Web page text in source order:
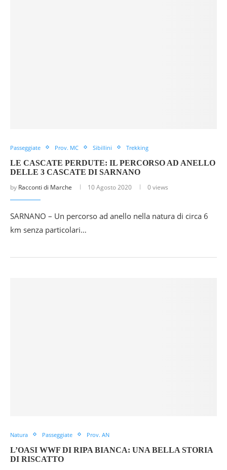
Passeggiate Prov. MC Sibillini Trekking
LE CASCATE PERDUTE: IL PERCORSO AD ANELLO
DELLE 3 CASCATE DI SARNANO
by Racconti di Marche 10 Agosto 2020 0 views
SARNANO – Un percorso ad anello nella natura di circa 6
km senza particolari…
Natura Passeggiate Prov. AN
L’OASI WWF DI RIPA BIANCA: UNA BELLA STORIA
DI RISCATTO